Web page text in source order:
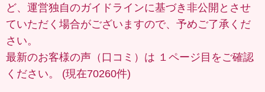
ど、運営独自のガイドラインに基づき非公開とさせ
ていただく場合がございますので、予めご了承くだ
さい。
最新のお客様の声（口コミ）は １ページ目 をご確認
ください。 (現在70260件)